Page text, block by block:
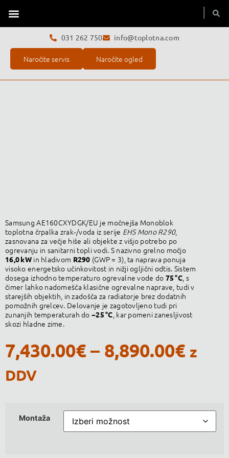
031 262 750 info@toplotna.com
Naročite servis Naročite ogled
Samsung AE160CXYDGK/EU je močnejša Monoblok
toplotna črpalka zrak‑/voda iz serije EHS Mono R290,
zasnovana za večje hiše ali objekte z višjo potrebo po
ogrevanju in sanitarni topli vodi. S nazivno grelno močjo
16,0 kWin hladivom R290 (GWP = 3), ta naprava ponuja
visoko energetsko učinkovitost in nižji ogljični odtis. Sistem
dosega izhodno temperaturo ogrevalne vode do 75 °C, s
čimer lahko nadomešča klasične ogrevalne naprave, tudi v
starejših objektih, in zadošča za radiatorje brez dodatnih
pomožnih grelcev. Delovanje je zagotovljeno tudi pri
zunanjih temperaturah do −25 °C, kar pomeni zanesljivost
skozi hladne zime.
7,430.00€ – 8,890.00€ z
DDV
Montaža